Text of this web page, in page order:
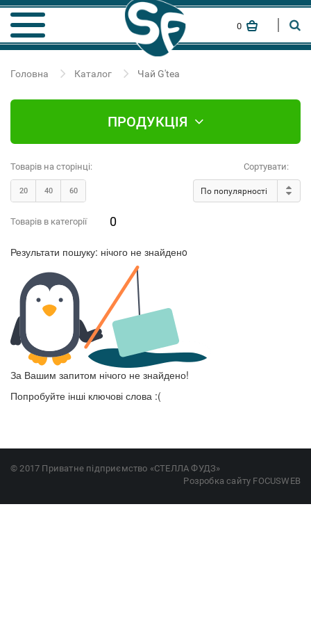
0
Головна Каталог Чай G'tea
ПРОДУКЦІЯ
Товарів на сторінці:
20 40 60
Сортувати:
По популярності
Товарів в категорії 0
Результати пошуку: нічого не знайденo
За Вашим запитом нічого не знайдено!
Попробуйте інші ключові слова :(
© 2017 Приватне підприємство «СТЕЛЛА ФУДЗ»
Розробка сайту FOCUSWEB